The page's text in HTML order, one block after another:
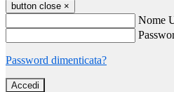
button close ×
Nome
Password dimenticata?